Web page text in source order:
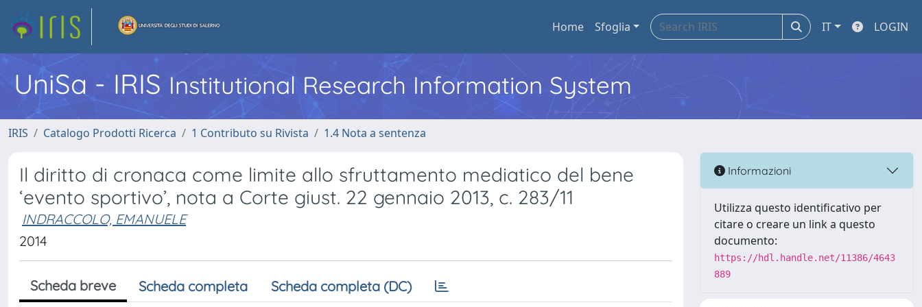
Home Sfoglia IT LOGIN
UniSa - IRIS Institutional Research Information System
IRIS Catalogo Prodotti Ricerca 1 Contributo su Rivista 1.4 Nota a sentenza
Il diritto di cronaca come limite allo sfruttamento mediatico del bene
‘evento sportivo’, nota a Corte giust. 22 gennaio 2013, c. 283/11
INDRACCOLO, EMANUELE
2014
Scheda breve Scheda completa Scheda completa (DC)
Informazioni
Utilizza questo identificativo per
citare o creare un link a questo
documento:
https://hdl.handle.net/11386/4643
889